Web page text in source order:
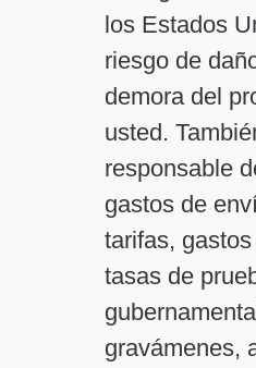
los Estados
riesgo de
demora del
usted.
responsable
gastos de
tarifas,
tasas de
gravámenes,